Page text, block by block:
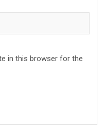
in this browser for the